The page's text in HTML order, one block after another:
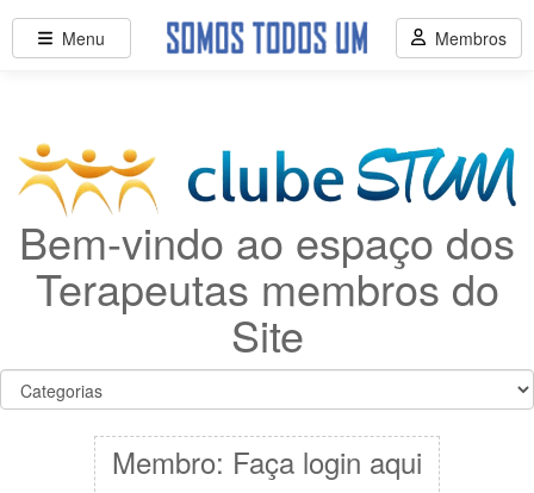
Bem-vindo ao espaço dos
Terapeutas membros do
Site
Membro: Faça login aqui
Menu Membros